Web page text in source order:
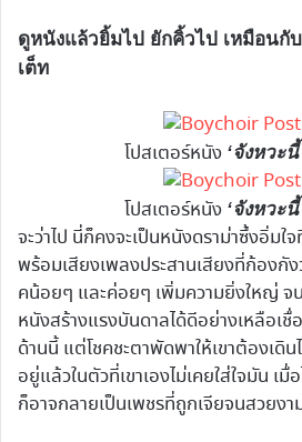
ดูหนังแล้วยิ้มไป ยักคิ้วไป เหมือนกั
เต็ท
โปสเตอร์หนัง ‘จังหวะ
โปสเตอร์หนัง ‘จังหวะ
จะว่าไป นี่ก็คงจะเป็นหนังดราม่าซึ้งอิ่มใ
พร้อมเสียงเพลงประสานเสียงที่ก้องกั
คน้อยๆ และค่อยๆ เพิ่มความยิ่งใหญ่ จ
หนังสร้างแรงบันดาลได้ดีอย่างเหลือเชื่
ด้านนี้ แต่โชคชะตาพัดพาให้เขาต้องเดิ
อยู่แล้วในตัวที่เขาเองไม่เคยใส่ใจมัน เมื่
ก็อาจกลายเป็นเพชรที่ถูกเจียจนสวยงา